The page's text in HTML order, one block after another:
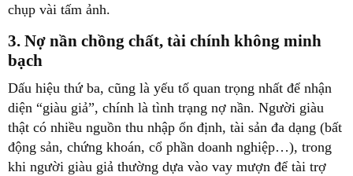
chụp vài tấm ảnh.
3. Nợ nần chồng chất, tài chính không minh
bạch
Dấu hiệu thứ ba, cũng là yếu tố quan trọng nhất để nhận
diện “giàu giả”, chính là tình trạng nợ nần. Người giàu
thật có nhiều nguồn thu nhập ổn định, tài sản đa dạng (bất
động sản, chứng khoán, cổ phần doanh nghiệp…), trong
khi người giàu giả thường dựa vào vay mượn để tài trợ